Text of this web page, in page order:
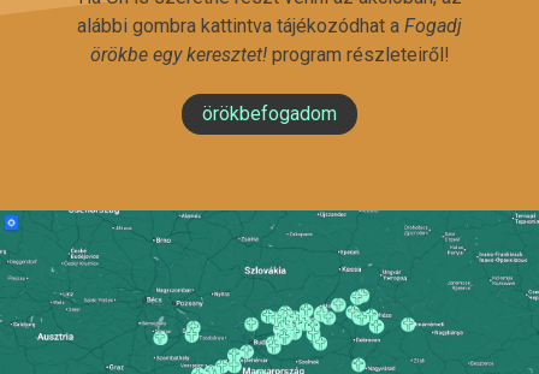
alábbi gombra kattintva tájékozódhat a Fogadj
örökbe egy keresztet!program részleteiről!
örökbefogadom